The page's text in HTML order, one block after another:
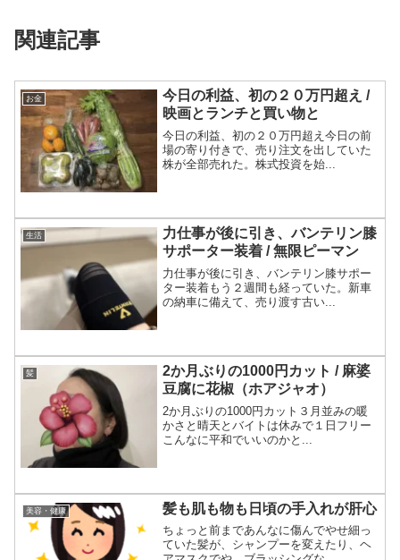
関連記事
お金
今日の利益、初の２０万円超え /
映画とランチと買い物と
今日の利益、初の２０万円超え今日の前
場の寄り付きで、売り注文を出していた
株が全部売れた。株式投資を始...
生活
力仕事が後に引き、バンテリン膝
サポーター装着 / 無限ピーマン
力仕事が後に引き、バンテリン膝サポー
ター装着もう２週間も経っていた。新車
の納車に備えて、売り渡す古い...
髪
2か月ぶりの1000円カット / 麻婆
豆腐に花椒（ホアジャオ）
2か月ぶりの1000円カット３月並みの暖
かさと晴天とバイトは休みで１日フリー
こんなに平和でいいのかと...
美容・健康 髪も肌も物も日頃の手入れが肝心
ちょっと前まであんなに傷んでやせ細っ
ていた髪が、シャンプーを変えたり、ヘ